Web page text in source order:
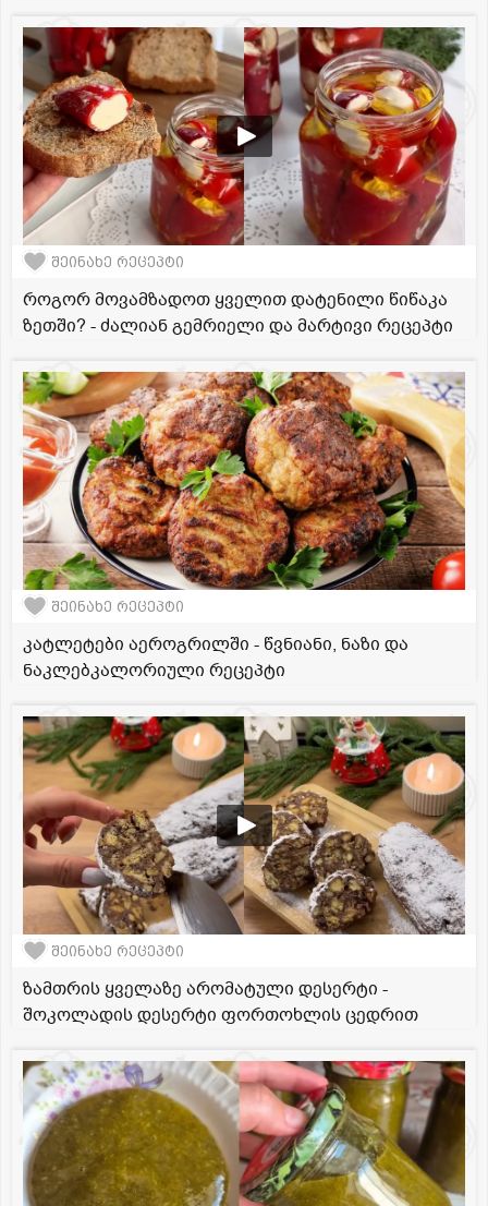
შეინახე რეცეპტი
როგორ მოვამზადოთ ყველით დატენილი წიწაკა
ზეთში? - ძალიან გემრიელი და მარტივი რეცეპტი
შეინახე რეცეპტი
კატლეტები აეროგრილში - წვნიანი, ნაზი და
ნაკლებკალორიული რეცეპტი
შეინახე რეცეპტი
ზამთრის ყველაზე არომატული დესერტი -
შოკოლადის დესერტი ფორთოხლის ცედრით